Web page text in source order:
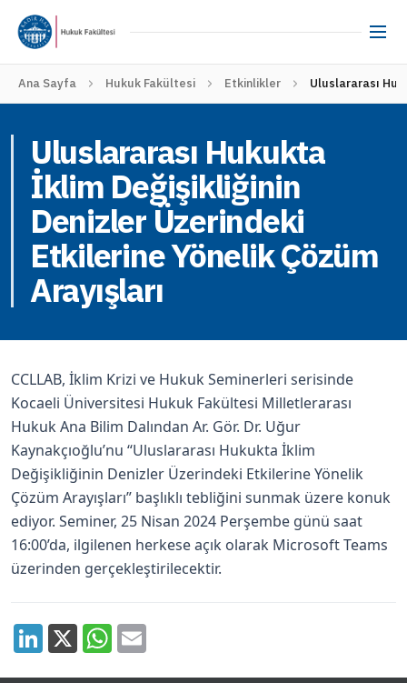
Ana Sayfa Hukuk Fakültesi Etkinlikler Uluslararası
Uluslararası Hukukta
İklim Değişikliğinin
Denizler Üzerindeki
Etkilerine Yönelik Çözüm
Arayışları
CCLLAB, İklim Krizi ve Hukuk Seminerleri serisinde
Kocaeli Üniversitesi Hukuk Fakültesi Milletlerarası
Hukuk Ana Bilim Dalından Ar. Gör. Dr. Uğur
Kaynakçıoğlu’nu “Uluslararası Hukukta İklim
Değişikliğinin Denizler Üzerindeki Etkilerine Yönelik
Çözüm Arayışları” başlıklı tebliğini sunmak üzere konuk
ediyor. Seminer, 25 Nisan 2024 Perşembe günü saat
16:00’da, ilgilenen herkese açık olarak Microsoft Teams
üzerinden gerçekleştirilecektir.